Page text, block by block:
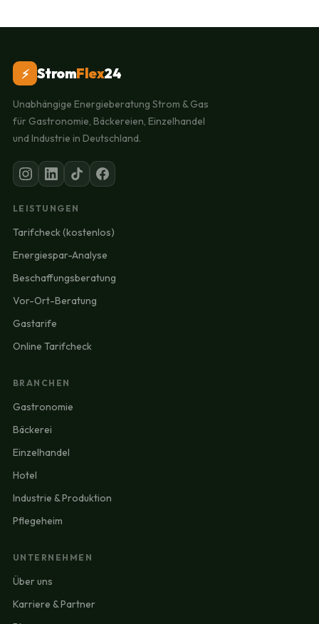
⚡ StromFlex24
Unabhängige Energieberatung Strom & Gas
für Gastronomie, Bäckereien, Einzelhandel
und Industrie in Deutschland.
LEISTUNGEN
Tarifcheck (kostenlos)
Energiespar-Analyse
Beschaffungsberatung
Vor-Ort-Beratung
Gastarife
Online Tarifcheck
BRANCHEN
Gastronomie
Bäckerei
Einzelhandel
Hotel
Industrie & Produktion
Pflegeheim
UNTERNEHMEN
Über uns
Karriere & Partner